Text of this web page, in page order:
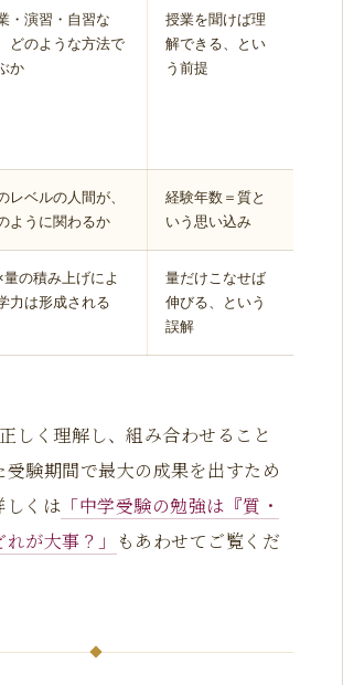
・演習・自習な
どのような方法で
か
授業を聞けば理
解できる、とい
う前提
レベルの人間が、
ように関わるか
経験年数＝質と
いう思い込み
量の積み上げによ
力は形成される
量だけこなせば
伸びる、という
誤解
しく理解し、組み合わせること
受験期間で最大の成果を出すため
しくは 「中学受験の勉強は『質・
が大事？」
もあわせてご覧くだ